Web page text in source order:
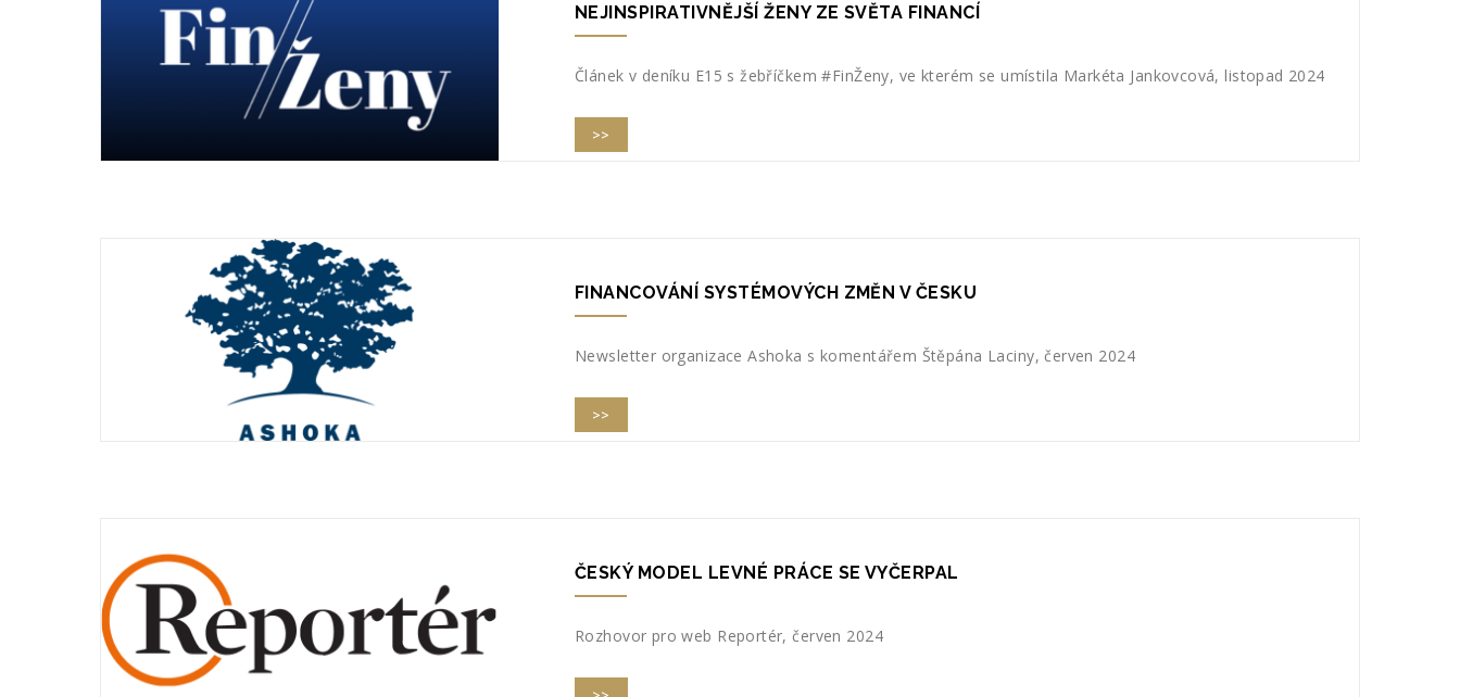
NEJINSPIRATIVNĚJŠÍ ŽENY ZE SVĚTA FINANCÍ
Článek v deníku E15 s žebříčkem #FinŽeny, ve kterém se umístila Markéta Jankovcová, listopad 2024
>>
FINANCOVÁNÍ SYSTÉMOVÝCH ZMĚN V ČESKU
Newsletter organizace Ashoka s komentářem Štěpána Laciny, červen 2024
>>
ČESKÝ MODEL LEVNÉ PRÁCE SE VYČERPAL
Rozhovor pro web Reportér, červen 2024